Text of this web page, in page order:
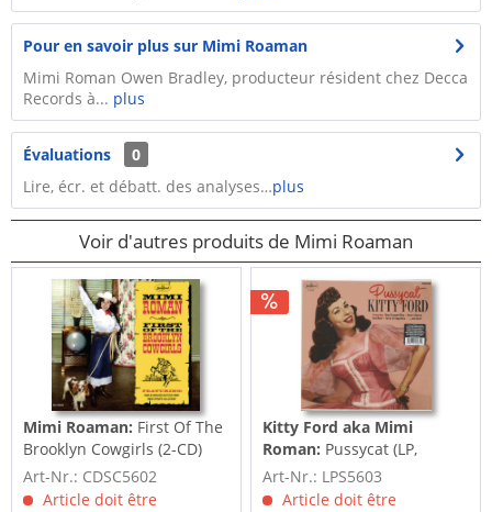
Pour en savoir plus sur Mimi Roaman
Mimi Roman Owen Bradley, producteur résident chez Decca
Records à... plus
Évaluations
0
Lire, écr. et débatt. des analyses…plus
Voir d'autres produits de Mimi Roaman
Mimi Roaman: First Of The
Brooklyn Cowgirls (2-CD)
Art-Nr.: CDSC5602
Article doit être
Kitty Ford aka Mimi
Roman: Pussycat (LP,
colored Vinyl)
Art-Nr.: LPS5603
Article doit être